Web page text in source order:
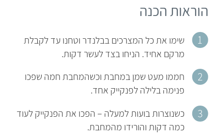
הוראות הכנה
שימו את כל המצרכים בבלנדר וטחנו עד לקבלת
מרקם אחיד. הניחו בצד לעשר דקות.
חממו מעט שמן במחבת וכשהמחבת חמה שפכו
פנימה בלילה לפנקייק אחד.
כשנוצרות בועות למעלה – הפכו את הפנקייק לעוד
כמה דקות והורידו מהמחבת.